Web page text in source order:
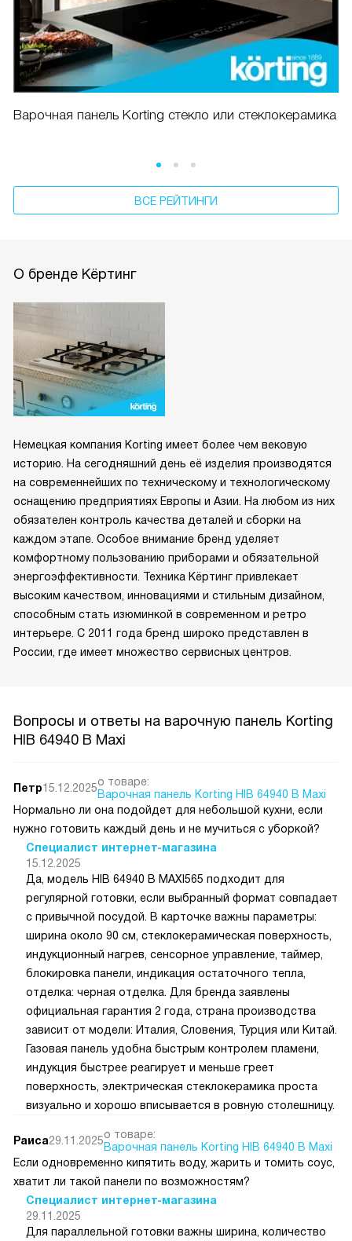
Варочная панель Korting стекло или стеклокерамика
ВСЕ РЕЙТИНГИ
О бренде Кёртинг
Немецкая компания Korting имеет более чем вековую
историю. На сегодняшний день её изделия производятся
на современнейших по техническому и технологическому
оснащению предприятиях Европы и Азии. На любом из них
обязателен контроль качества деталей и сборки на
каждом этапе. Особое внимание бренд уделяет
комфортному пользованию приборами и обязательной
энергоэффективности. Техника Кёртинг привлекает
высоким качеством, инновациями и стильным дизайном,
способным стать изюминкой в современном и ретро
интерьере. С 2011 года бренд широко представлен в
России, где имеет множество сервисных центров.
Вопросы и ответы на варочную панель Korting
HIB 64940 B Maxi
Петр15.12.2025о товаре:
Варочная панель Korting HIB 64940 B Maxi
Нормально ли она подойдет для небольшой кухни, если
нужно готовить каждый день и не мучиться с уборкой?
Специалист интернет-магазина
15.12.2025
Да, модель HIB 64940 B MAXI565 подходит для
регулярной готовки, если выбранный формат совпадает
с привычной посудой. В карточке важны параметры:
ширина около 90 см, стеклокерамическая поверхность,
индукционный нагрев, сенсорное управление, таймер,
блокировка панели, индикация остаточного тепла,
отделка: черная отделка. Для бренда заявлены
официальная гарантия 2 года, страна производства
зависит от модели: Италия, Словения, Турция или Китай.
Газовая панель удобна быстрым контролем пламени,
индукция быстрее реагирует и меньше греет
поверхность, электрическая стеклокерамика проста
визуально и хорошо вписывается в ровную столешницу.
Раиса29.11.2025о товаре:
Варочная панель Korting HIB 64940 B Maxi
Если одновременно кипятить воду, жарить и томить соус,
хватит ли такой панели по возможностям?
Специалист интернет-магазина
29.11.2025
Для параллельной готовки важны ширина, количество